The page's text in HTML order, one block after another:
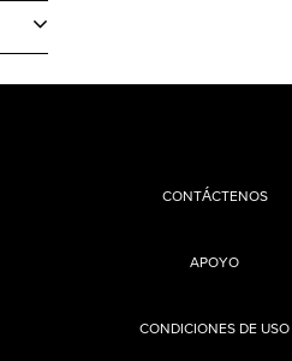
CONTÁCTENOS
APOYO
CONDICIONES DE USO